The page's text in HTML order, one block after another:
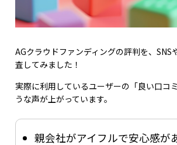
AGクラウドファンディングの評判を、
査してみました！
実際に利用しているユーザーの「良い口コ
うな声が上がっています。
親会社がアイフルで安心感が